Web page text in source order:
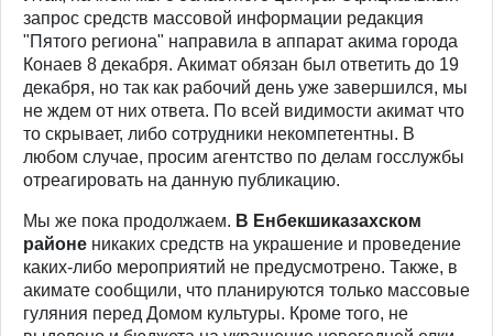
запрос средств массовой информации редакция
"Пятого региона" направила в аппарат акима города
Конаев 8 декабря. Акимат обязан был ответить до 19
декабря, но так как рабочий день уже завершился, мы
не ждем от них ответа. По всей видимости акимат что
то скрывает, либо сотрудники некомпетентны. В
любом случае, просим агентство по делам госслужбы
отреагировать на данную публикацию.
Мы же пока продолжаем. В Енбекшиказахском
районе никаких средств на украшение и проведение
каких-либо мероприятий не предусмотрено. Также, в
акимате сообщили, что планируются только массовые
гуляния перед Домом культуры. Кроме того, не